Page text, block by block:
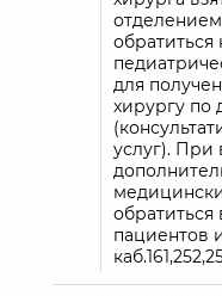
для
хирургу по
услуг). При
пациентов